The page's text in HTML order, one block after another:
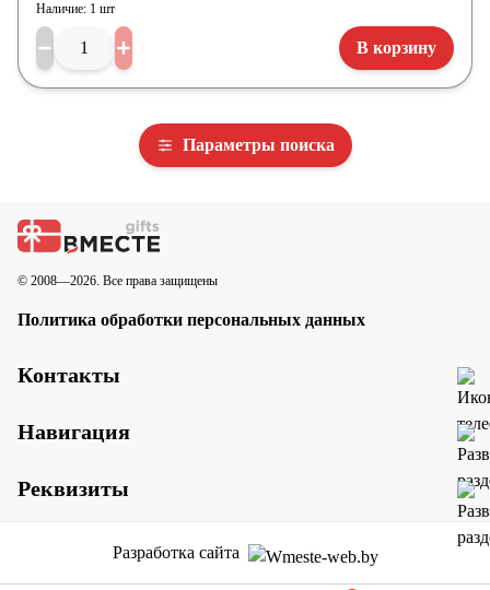
Наличие: 1 шт
В корзину
Параметры поиска
© 2008—2026. Все права защищены
Политика обработки персональных данных
Контакты
Навигация
Реквизиты
Разработка сайта